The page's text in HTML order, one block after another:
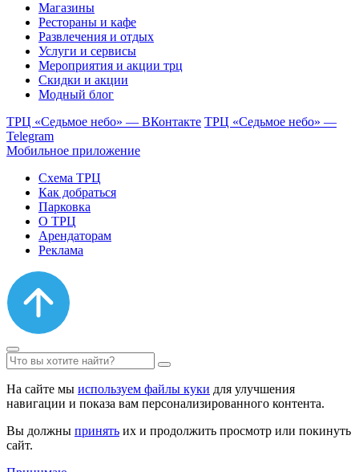
Магазины
Рестораны и кафе
Развлечения и отдых
Услуги и сервисы
Мероприятия и акции трц
Скидки и акции
Модный блог
ТРЦ «Седьмое небо» — ВКонтакте ТРЦ «Седьмое небо» —
Telegram
Мобильное приложение
Схема ТРЦ
Как добраться
Парковка
О ТРЦ
Арендаторам
Реклама
На сайте мы используем файлы куки для улучшения
навигации и показа вам персонализированного контента.
Вы должны принять их и продолжить просмотр или покинуть
сайт.